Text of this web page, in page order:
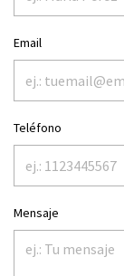
Email
Teléfono
Mensaje